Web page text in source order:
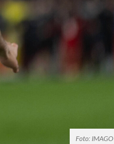
Foto: IMAGO